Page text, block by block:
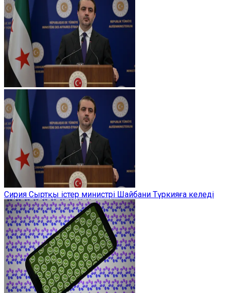
Сирия Сыртқы істер министрі Шайбани Түркияға келеді